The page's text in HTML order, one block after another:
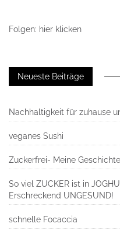
Folgen: hier klicken
Neueste Beiträge
Nachhaltigkeit für zuhause
veganes Sushi
Zuckerfrei- Meine
So viel ZUCKER ist in
Erschreckend UNGESUND!
schnelle Focaccia